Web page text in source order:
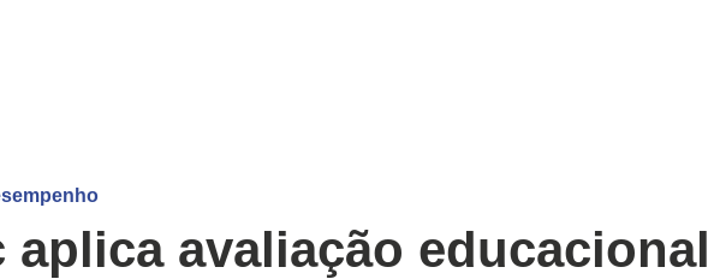
aplica avaliação educacional